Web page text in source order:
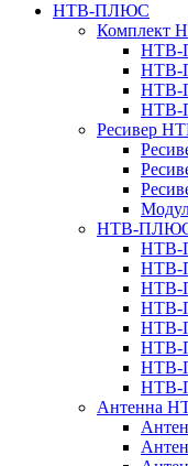
НТВ-ПЛЮС
Комплект
НТВ-
НТВ-
НТВ-
НТВ-
Ресивер
НТВ-ПЛЮС
НТВ-
НТВ-
НТВ-
НТВ-
НТВ-
НТВ-
НТВ-
НТВ-
Антенна